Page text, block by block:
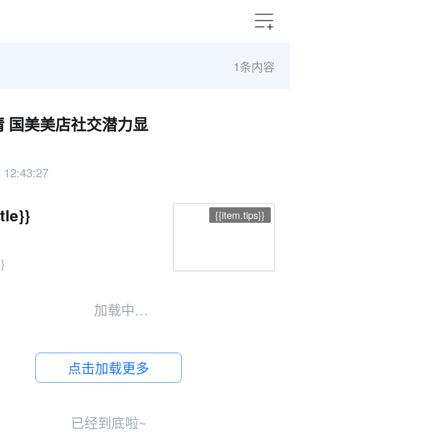
1条内容
国美美店社交潜力显
12:43:27
{{item.tips}}
加载中…
点击加载更多
已经到底啦~